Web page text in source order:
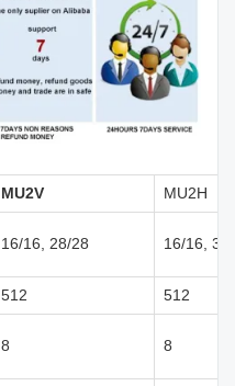
MU2V MU2H
16/16, 28/28 16/16,
512 512
8 8